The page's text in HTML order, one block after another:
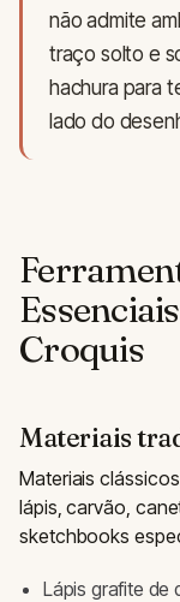
não admite
traço solto e
hachura para
lado do
Croquis
Materiais
Materiais
lápis, carvão,
sketchbooks
Lápis grafite de